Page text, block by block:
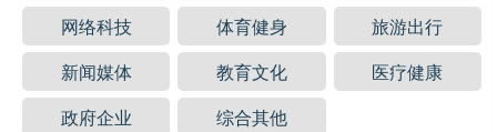
网络科技
体育健身
旅游出行
新闻媒体
教育文化
医疗健康
政府企业
综合其他